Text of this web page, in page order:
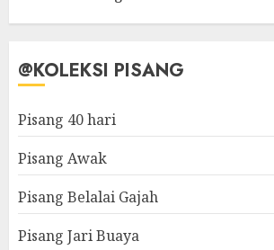
@KOLEKSI PISANG
Pisang 40 hari
Pisang Awak
Pisang Belalai Gajah
Pisang Jari Buaya